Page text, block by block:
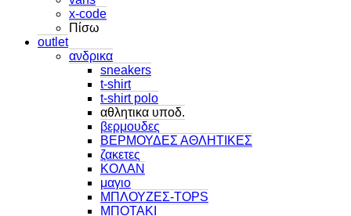
x-code
Πίσω
outlet
ανδρικα
sneakers
t-shirt
t-shirt polo
αθλητικα υποδ.
βερμουδες
ΒΕΡΜΟΥΔΕΣ ΑΘΛΗΤΙΚΕΣ
ζακετες
ΚΟΛΑΝ
μαγιο
ΜΠΛΟΥΖΕΣ-TOPS
ΜΠΟΤΑΚΙ